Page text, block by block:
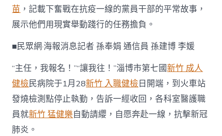
苗 ，記載下奮戰在抗疫一線的黨員干部的平常故事，
展示他們用現實舉動踐行的任務擔負。
■民眾網·海報消息記者 孫奉娟 通信員 孫建博 李媛
“主任，我報名！”“讓我往！”淄博市第七國新竹 成人
健檢民病院于1月28新竹 入職健檢日開端，到火車站
發燒檢測點停止執勤，告訴一經收回，各科室醫護職
員就新竹 猛健樂自動請纓，自愿奔赴一線，抗擊新冠
肺炎。